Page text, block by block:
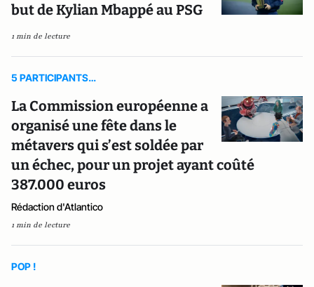
but de Kylian Mbappé au PSG
1 min de lecture
5 PARTICIPANTS…
La Commission européenne a
organisé une fête dans le
métavers qui s’est soldée par
un échec, pour un projet ayant coûté
387.000 euros
Rédaction d'Atlantico
1 min de lecture
POP !